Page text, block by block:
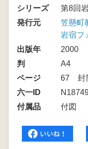
シリーズ
第8回
発行元
笠懸
岩宿フ
出版年
2000
判
A4
ページ
67 封
六一ID
付属品
付図